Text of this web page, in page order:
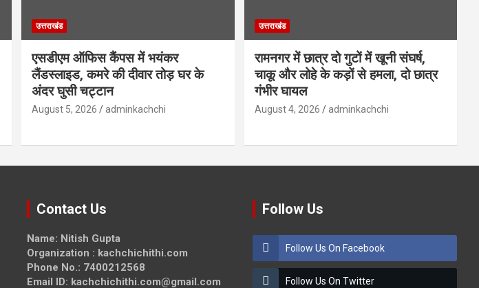
उत्तराखंड
एसडीएम ऑफिस कैंपस में भयंकर
लैंडस्लाइड, कमरे की दीवार तोड़ घर के
अंदर घुसी चट्टान
August 5, 2026 adminkachchi
उत्तराखंड
रामनगर में छात्र दो गुटों में खूनी संघर्ष,
चाकू और लोहे के कड़ों से हमला, दो छात्र
गंभीर घायल
August 4, 2026 adminkachchi
Contact Us
Name: Nitish Gupta
Organization : kachchichithi.com
Phone No.: 7400212568
Email ID: kachchichithi.com@gmail.com
Follow Us
Follow Us On Facebook
Follow Us On Twitter